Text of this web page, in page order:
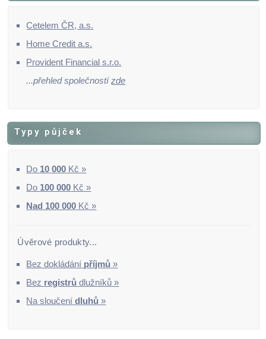
Cetelem ČR, a.s.
Home Credit a.s.
Provident Financial s.r.o.
...přehled společnostízde
Typy půjček
Do 10 000 Kč »
Do 100 000 Kč »
Nad 100 000 Kč »
Úvěrové produkty...
Bez dokládání příjmů »
Bez registrů dlužníků »
Na sloučenídluhů »